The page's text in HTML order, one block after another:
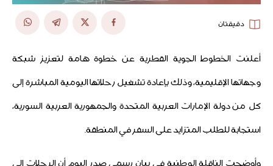
دقيقتان
أعلنت الخطوط الجوية القطرية عن خطوة هامة لتعزيز شبكة
وجهاتها الإقليمية، وذلك بإعادة تشغيل رحلاتها اليومية المباشرة إلى
كل من دولة الإمارات العربية المتحدة والجمهورية العربية السورية،
استجابة للطلب المتزايد على السفر في المنطقة.
وأوضحت الناقلة الوطنية في بيان رسمي صدر اليوم أن الرحلات إلى